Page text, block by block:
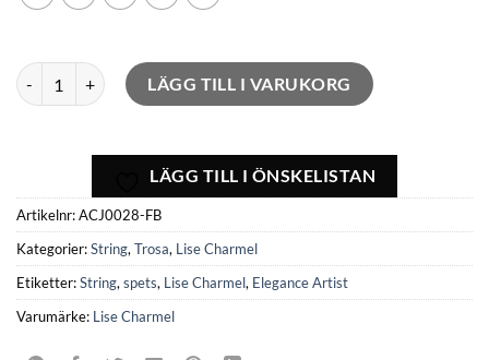
String trosa Elegance Artist mängdLÄGG TILL I VARUKORG
LÄGG TILL I ÖNSKELISTAN
Artikelnr:ACJ0028-FB
Kategorier:String,Trosa, Lise Charmel
Etiketter:String,spets, Lise Charmel, Elegance Artist
Varumärke: Lise Charmel